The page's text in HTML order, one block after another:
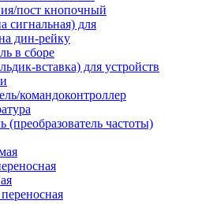
пост кнопочный
сигнальная) для
дин-рейку
в сборе
вставка) для устройств
командоконтроллер
(преобразователь частоты)